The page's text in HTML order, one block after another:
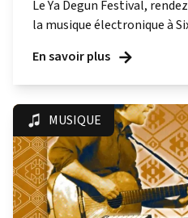
Le Ya Degun Festival,
la musique électronique à
En savoir plus
MUSIQUE